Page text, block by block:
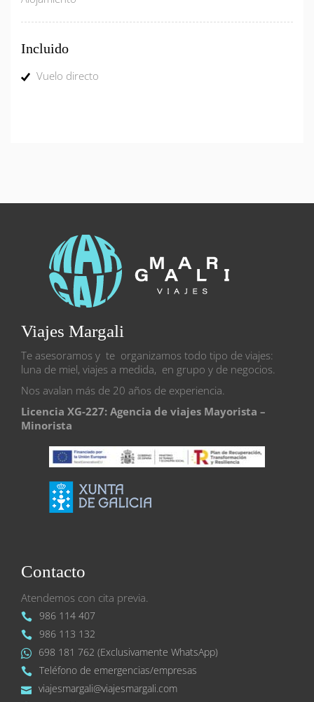
Incluido
Vuelo directo
Viajes Margali
Te asesoramos y te organizamos todo tipo de viajes:
luna de miel, viajes a medida, en grupo y de negocios.
Nos avalan más de 20 años de experiencia.
Licencia XG-227: Agencia de viajes Mayorista –
Minorista
Contacto
Atendemos con cita previa.
986 114 407
986 113 132
698 181 762 (Exclusivamente WhatsApp)
Teléfono de emergencias/empresas
viajesmargali@viajesmargali.com